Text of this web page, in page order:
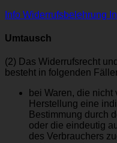
Info Widerrufsbelehrung
Umtausch
(2) Das Widerrufsrecht
besteht in folgenden
bei Waren, die nicht
Herstellung eine
Bestimmung durch
oder die eindeutig
des Verbrauchers